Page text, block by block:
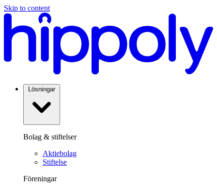
Skip to content
Lösningar
Bolag & stiftelser
Aktiebolag
Stiftelse
Föreningar